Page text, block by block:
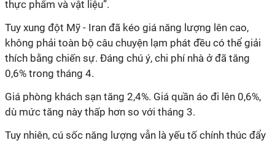
thực phẩm và vật liệu”.
Tuy xung đột Mỹ - Iran đã kéo giá năng lượng lên cao,
không phải toàn bộ câu chuyện lạm phát đều có thể giải
thích bằng chiến sự. Đáng chú ý, chi phí nhà ở đã tăng
0,6% trong tháng 4.
Giá phòng khách sạn tăng 2,4%. Giá quần áo đi lên 0,6%,
dù mức tăng này thấp hơn so với tháng 3.
Tuy nhiên, cú sốc năng lượng vẫn là yếu tố chính thúc đẩy